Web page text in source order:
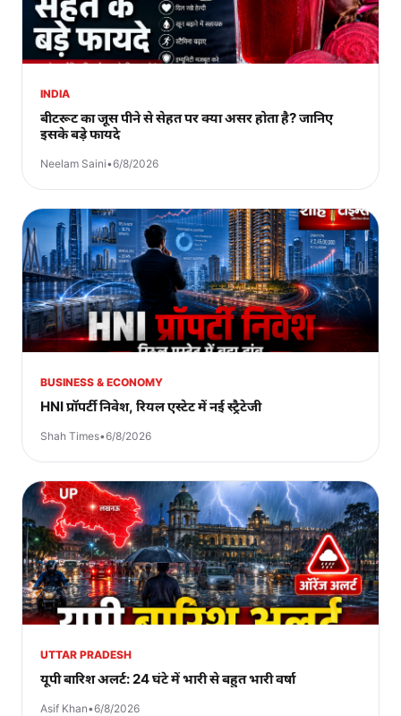
INDIA
बीटरूट का जूस पीने से सेहत पर क्या असर होता है? जानिए
इसके बड़े फायदे
Neelam Saini•6/8/2026
BUSINESS & ECONOMY
HNI प्रॉपर्टी निवेश, रियल एस्टेट में नई स्ट्रैटेजी
Shah Times•6/8/2026
UTTAR PRADESH
यूपी बारिश अलर्ट: 24 घंटे में भारी से बहुत भारी वर्षा
Asif Khan•6/8/2026